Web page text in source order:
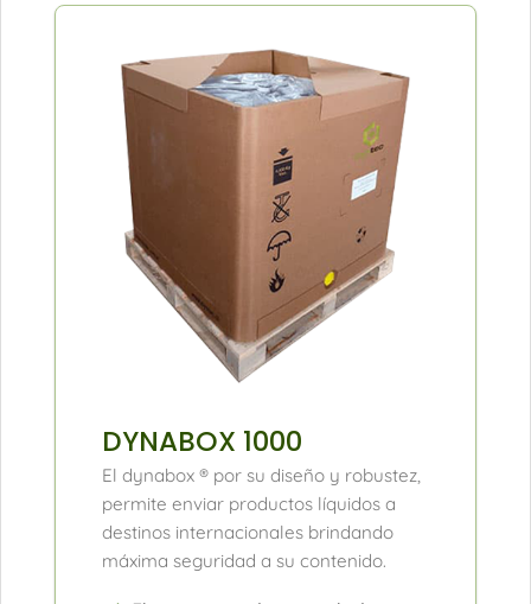
DYNABOX 1000
El dynabox ® por su diseño y robustez,
permite enviar productos líquidos a
destinos internacionales brindando
máxima seguridad a su contenido.